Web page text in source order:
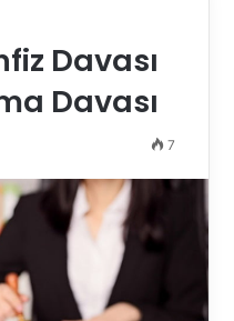
Davası
Davası
7